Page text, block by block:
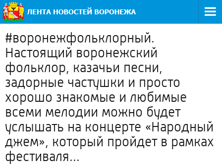
#воронежфольклорный.
Настоящий воронежский
фольклор, казачьи песни,
задорные частушки и просто
хорошо знакомые и любимые
всеми мелодии можно будет
услышать на концерте «Народный
джем», который пройдет в рамках
фестиваля...